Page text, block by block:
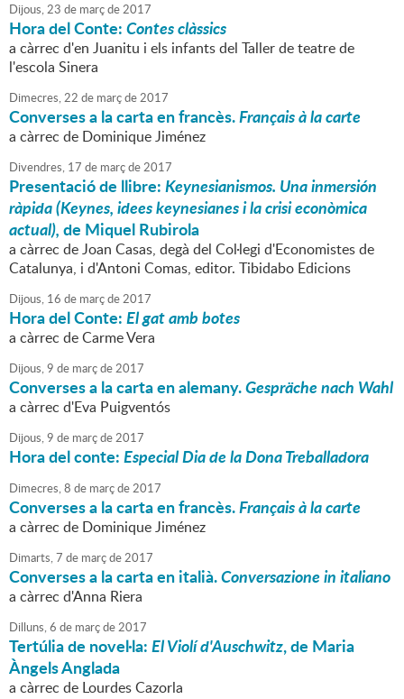
Dijous,23 de marçde2017
Hora del Conte:Contes clàssics
a càrrec d'en Juanitu i els infants del Taller de teatre de
l'escola Sinera
Dimecres,22 de marçde2017
Converses a la carta en francès.Français à la carte
a càrrec de Dominique Jiménez
Divendres, 17 de marçde2017
Presentació de llibre:Keynesianismos. Una inmersión
ràpida (Keynes, idees keynesianes i la crisi econòmica
actual),de Miquel Rubirola
a càrrec de Joan Casas, degà del Col·legi d'Economistes de
Catalunya, i d'Antoni Comas, editor. Tibidabo Edicions
Dijous, 16 de marçde2017
Hora del Conte:El gat amb botes
a càrrec de Carme Vera
Dijous,9 de marçde2017
Converses a la carta en alemany.Gespräche nach Wahl
a càrrec d'Eva Puigventós
Dijous,9 de marçde2017
Hora del conte:Especial Dia de la Dona Treballadora
Dimecres,8 de marçde2017
Converses a la carta en francès.Français à la carte
a càrrec de Dominique Jiménez
Dimarts,7 de marçde2017
Converses a la carta en italià.Conversazione in italiano
a càrrec d'Anna Riera
Dilluns,6 de marçde2017
Tertúlia de novel·la:El Violí d'Auschwitz, de Maria
Àngels Anglada
a càrrec de Lourdes Cazorla